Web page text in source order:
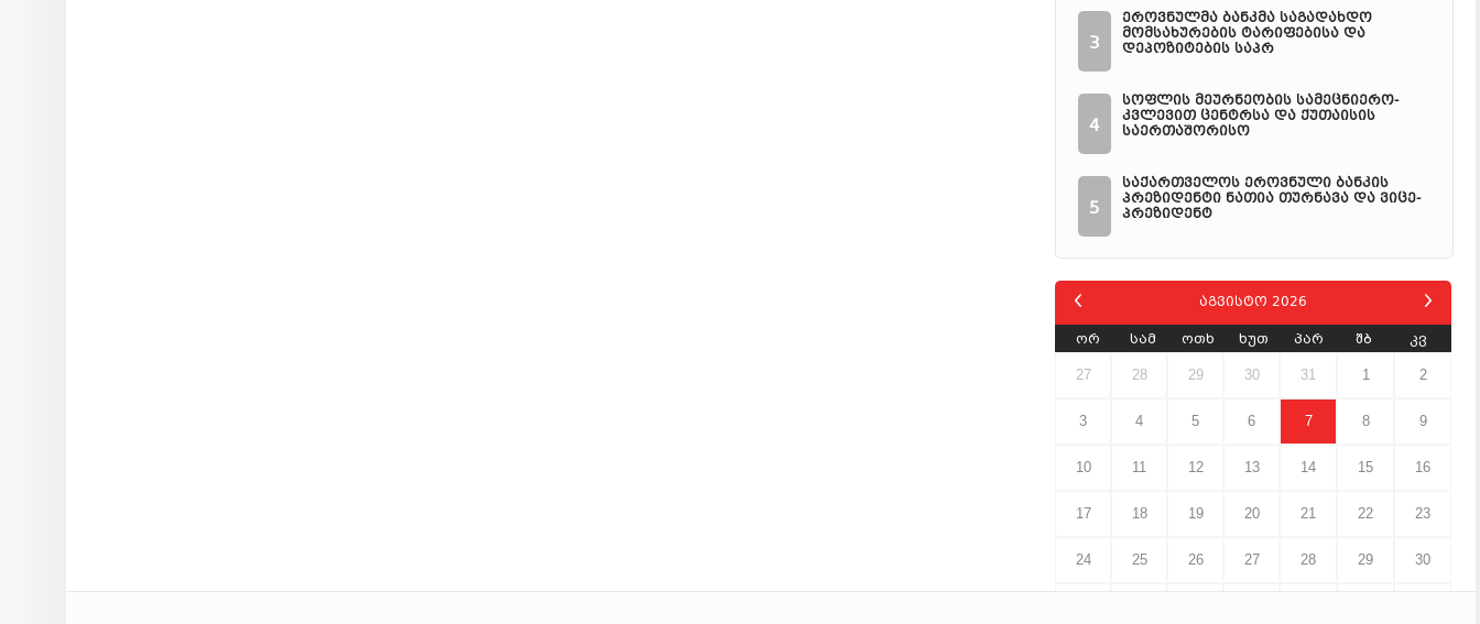
3
ეროვნულმა ბანკმა საგადახდო
მომსახურების ტარიფებისა და
დეპოზიტების საპრ
4
სოფლის მეურნეობის სამეცნიერო-
კვლევით ცენტრსა და ქუთაისის
საერთაშორისო
5
საქართველოს ეროვნული ბანკის
პრეზიდენტი ნათია თურნავა და ვიცე-
პრეზიდენტ
აგვისტო 2026
ორ სამ ოთხ ხუთ პარ შბ კვ
27 28 29 30 31 1 2
3 4 5 6 7 8 9
10 11 12 13 14 15 16
17 18 19 20 21 22 23
24 25 26 27 28 29 30